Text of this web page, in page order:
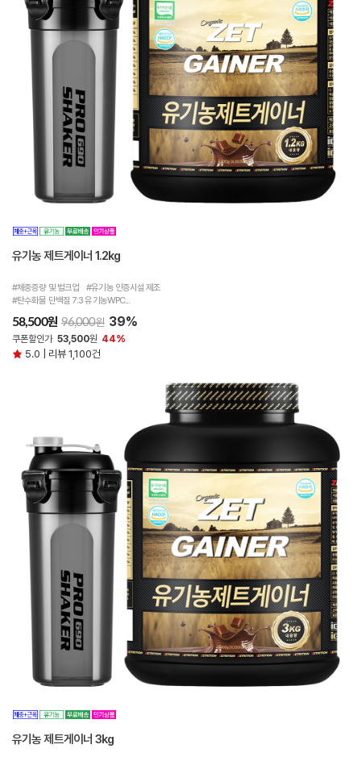
유기농 제트게이너 1.2kg
#체중증량 및 벌크업 #유기농 인증시설 제조
#탄수화물 단백질 7:3 유기농WPC...
58,500원 96,000원 39%
쿠폰할인가 53,500원 44%
5.0 | 리뷰 1,100건
유기농 제트게이너 3kg